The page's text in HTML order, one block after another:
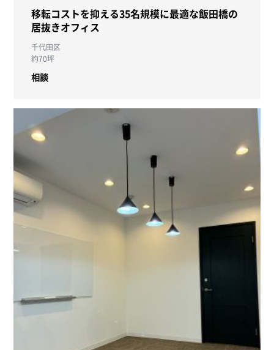
移転コストを抑える35名規模に最適な飯田橋の
居抜きオフィス
千代田区
約70坪
相談